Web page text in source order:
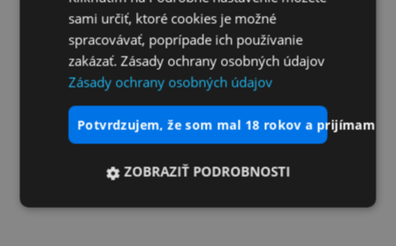
sami určiť, ktoré cookies je možné
spracovávať, poprípade ich používanie
zakázať. Zásady ochrany osobných údajov
Zásady ochrany osobných údajov
potvrdzujem, že som mal 18 rokov a prijímam
ZOBRAZIŤ PODROBNOSTI